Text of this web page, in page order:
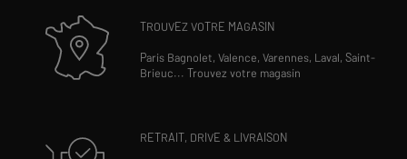
TROUVEZ VOTRE MAGASIN
Paris Bagnolet,Valence,Varennes, Laval,Saint-
Brieuc...Trouvez votre magasin
RETRAIT, DRIVE & LIVRAISON